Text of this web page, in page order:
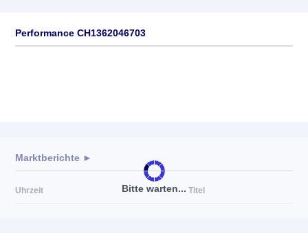
Performance CH1362046703
Bitte warten...
Marktberichte ►
Uhrzeit Titel